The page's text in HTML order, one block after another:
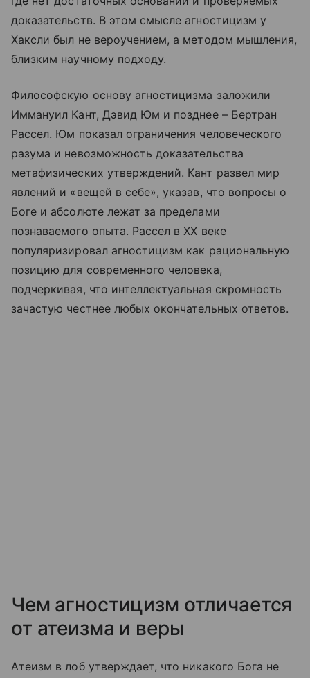
доказательств. В этом смысле агностицизм у
Хаксли был не вероучением, а методом мышления,
близким научному подходу.
Философскую основу агностицизма заложили
Иммануил Кант, Дэвид Юм и позднее – Бертран
Рассел. Юм показал ограничения человеческого
разума и невозможность доказательства
метафизических утверждений. Кант развел мир
явлений и «вещей в себе», указав, что вопросы о
Боге и абсолюте лежат за пределами
познаваемого опыта. Рассел в XX веке
популяризировал агностицизм как рациональную
позицию для современного человека,
подчеркивая, что интеллектуальная скромность
зачастую честнее любых окончательных ответов.
Чем агностицизм отличается
от атеизма и веры
Атеизм в лоб утверждает, что никакого Бога не